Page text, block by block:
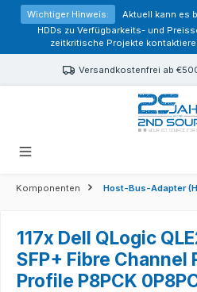
springen
Wichtiger Hinweis:
Aktuell kann es
HDDs zu Verfügbarkeits- und
zeitkritische Projekte
Versandkostenfrei ab
Komponenten Host-Bus-Adapter
117x Dell QLogic
SFP+ Fibre Channel
Profile P8PCK